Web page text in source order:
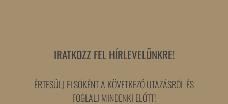
IRATKOZZ FEL HÍRLEVELÜNKRE!
ÉRTESÜLJ ELSŐKÉNT A KÖVETKEZŐ UTAZÁSRÓL ÉS
FOGLALJ MINDENKI ELŐTT!